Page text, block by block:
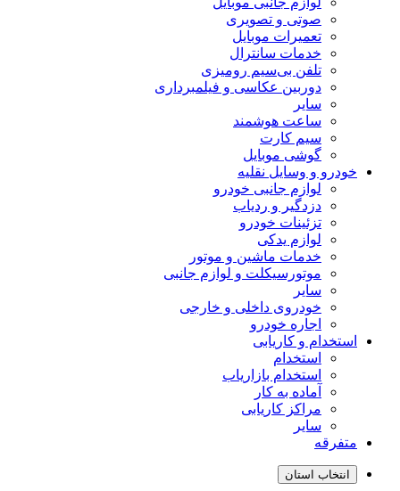
صوتی و تصویری
تعمیرات موبایل
خدمات سانترال
تلفن بی‌سیم رومیزی
دوربین عکاسی و فیلمبرداری
سایر
ساعت هوشمند
سیم کارت
گوشی موبایل
خودرو و وسایل نقلیه
لوازم جانبی خودرو
دزدگیر و ردیاب
تزئینات خودرو
لوازم یدکی
خدمات ماشین و موتور
موتورسیکلت و لوازم جانبی
سایر
خودروی داخلی و خارجی
اجاره خودرو
استخدام و کاریابی
استخدام
استخدام بازاریاب
آماده به کار
مراکز کاریابی
سایر
متفرقه
انتخاب استان